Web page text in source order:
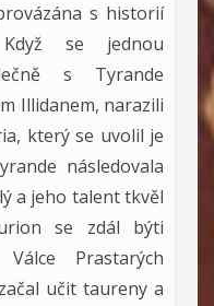
s historií
se jednou
s Tyrande
Illidanem, narazili
který se uvolil je
následovala
a jeho talent tkvěl
se zdál býti
Prastarých
učit taureny a